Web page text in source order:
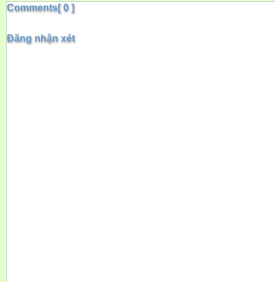
Comments[ 0 ]
Đăng nhận xét